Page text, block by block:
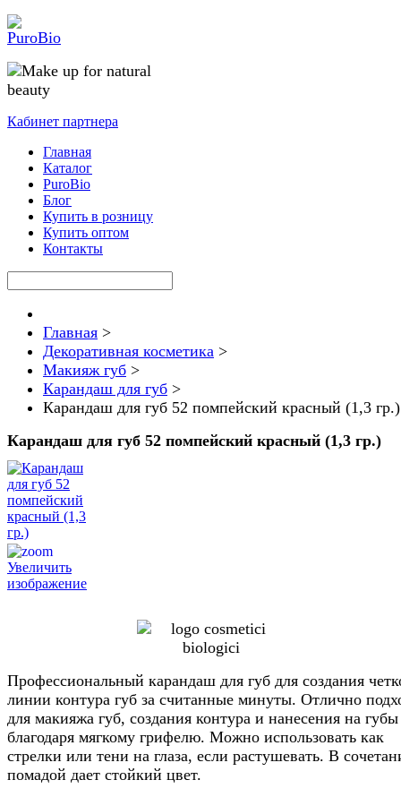
Кабинет партнера
Главная
Каталог
PuroBio
Блог
Купить в розницу
Купить оптом
Контакты
Главная >
Декоративная косметика >
Макияж губ >
Карандаш для губ >
Карандаш для губ 52 помпейский красный (1,3 гр.)
Карандаш для губ 52 помпейский красный (1,3 гр.)
Увеличить
изображение
Профессиональный карандаш для губ для создания
линии контура губ за считанные минуты. Отлично
для макияжа губ, создания контура и нанесения на губы
благодаря мягкому грифелю. Можно использовать как
стрелки или тени на глаза, если растушевать. В
помадой дает стойкий цвет.